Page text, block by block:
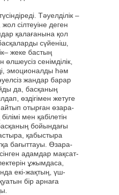
Тәуелділік –
сілтеуіне деген
қалағанына қол
сүйеніш,
жеке бастың
сенімділік,
эмоционалды һәм
жандар барар
да, басқаның
өздігімен жетуге
отырған өзара-
мен қабілетін
бойындағы
қабыстыра
бағыттауы. Өзара-
адамдар мақсат-
ұжымдаса,
екі-жақтың, үш-
бір арнаға